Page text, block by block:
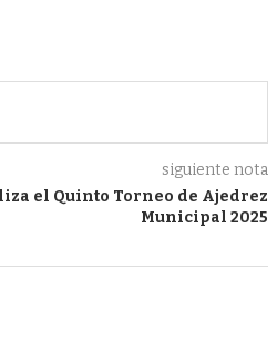
siguiente nota
el Quinto Torneo de Ajedrez
Municipal 2025